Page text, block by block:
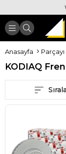
Anasayfa
KODIAQ